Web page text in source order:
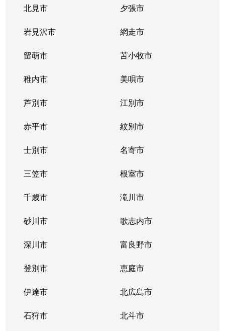
北見市 夕張市
岩見沢市 網走市
留萌市 苫小牧市
稚内市 美唄市
芦別市 江別市
赤平市 紋別市
士別市 名寄市
三笠市 根室市
千歳市 滝川市
砂川市 歌志内市
深川市 富良野市
登別市 恵庭市
伊達市 北広島市
石狩市 北斗市